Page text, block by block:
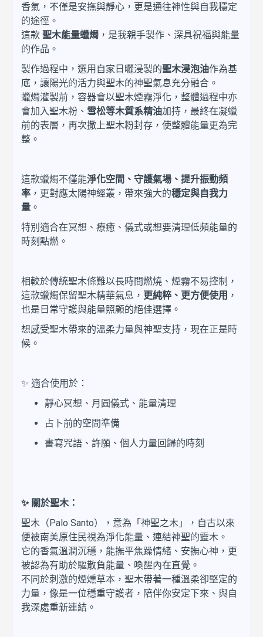
香氣，不僅是安撫與靜心，更是通往神性與自我穩定
的途徑。
這款 聖木能量蠟燭 ，是我親手製作、深具祝福與能量
的作品。
製作過程中，選用自家日曬浸製的聖木浸泡油作為基
底，讓陽光的活力與聖木的神聖氣息充分融合。
蠟燭灌製前，容器會以聖木煙霧淨化，整體過程中亦
會加入聖木粉、 雪松等木質系精油加持，最終在凝蠟
前的表層，再次撒上聖木粉封存，使整體能量更為完
整。
這款蠟燭不僅能淨化空間、守護氣場、提升振動頻
率 ，更對應太陽神經叢，帶來強大的穩定與自我力
量 。
特別適合在冥想、療癒、儀式或想要清理低頻能量的
時刻點燃。
相較於傳統聖木條難以長時間燃燒、煙霧不易控制，
這款蠟燭保留聖木精華氣息， 更純粹、更方便使用 ，
也是日常守護與能量照顧的絕佳選擇。
想感受聖木帶來的溫柔力量與神聖支持，現在正是時
候。
✨ 適合使用於：
靜心冥想、月圓儀式、能量清理
占卜前的空間準備
書寫咒語、許願、個人力量回歸的時刻
✨ 關於聖木：
聖木（Palo Santo），意為「神聖之木」，自古以來
便被南美原住民視為淨化能量、連結神聖的靈木。
它的香氣溫潤沉穩，能撫平焦躁情緒、安撫心神，更
被認為有助於驅散負能量、喚醒內在直覺。
不同於刺激的煙燻草本，聖木帶著一種溫柔卻堅定的
力量，像是一位穩重守護者，陪伴你安定下來、與自
我深處重新連結。